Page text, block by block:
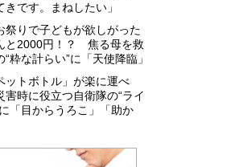
きです。まねしたい」
祭りで子どもが欲しがった
と2000円！？ 焦る母を救
“粋な計らい”に「天使降臨」
ットボトル」が楽に運べ
時に役立つ自衛隊の“ライ
「目からうろこ」「助か